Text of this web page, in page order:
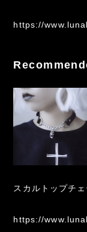
https://
スカルトップチ
https://